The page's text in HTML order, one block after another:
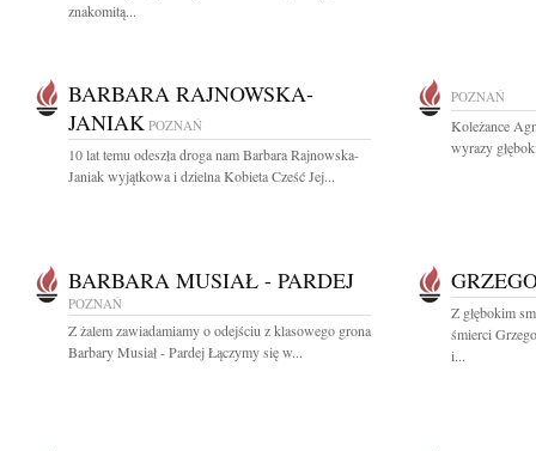
znakomitą...
BARBARA RAJNOWSKA-
JANIAK POZNAŃ
10 lat temu odeszła droga nam Barbara Rajnowska-
Janiak wyjątkowa i dzielna Kobieta Cześć Jej...
POZNAŃ
Koleżance
wyrazy
BARBARA MUSIAŁ - PARDEJ
POZNAŃ
Z żalem zawiadamiamy o odejściu z klasowego grona
Barbary Musiał - Pardej Łączymy się w...
Z głębokim
śmierci
i...